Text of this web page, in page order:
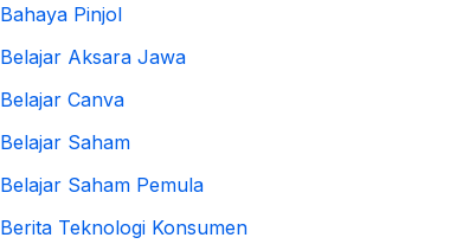
Bahaya Pinjol
Belajar Aksara Jawa
Belajar Canva
Belajar Saham
Belajar Saham Pemula
Berita Teknologi Konsumen